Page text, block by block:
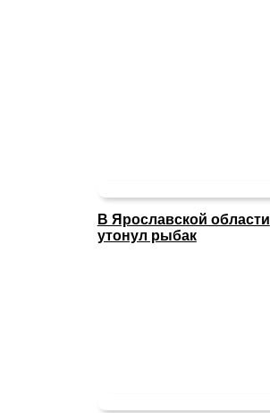
В Ярославской области
утонул рыбак